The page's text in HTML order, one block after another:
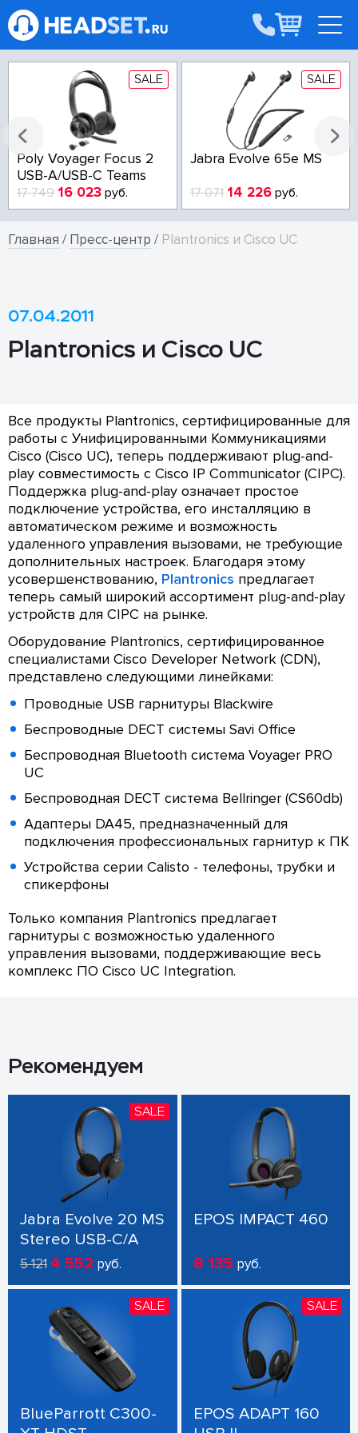
SALE
Poly Voyager Focus 2
USB-A/USB-C Teams
17 749 16 023 руб.
SALE
Jabra Evolve 65e MS
17 071 14 226руб.
Главная / Пресс-центр / Plantronics и Cisco UC
07.04.2011
Plantronics и Cisco UC
Все продукты Plantronics, сертифицированные для
работы с Унифицированными Коммуникациями
Cisco (Cisco UC), теперь поддерживают plug-and-
play совместимость с Cisco IP Communicator (CIPC).
Поддержка plug-and-play означает простое
подключение устройства, его инсталляцию в
автоматическом режиме и возможность
удаленного управления вызовами, не требующие
дополнительных настроек. Благодаря этому
усовершенствованию, Plantronics предлагает
теперь самый широкий ассортимент plug-and-play
устройств для CIPC на рынке.
Оборудование Plantronics, сертифицированное
специалистами Cisco Developer Network (CDN),
представлено следующими линейками:
Проводные USB гарнитуры Blackwire
Беспроводные DECT системы Savi Office
Беспроводная Bluetooth система Voyager PRO
UC
Беспроводная DECT система Bellringer (CS60db)
Адаптеры DA45, предназначенный для
подключения профессиональных гарнитур к ПК
Устройства серии Calisto - телефоны, трубки и
спикерфоны
Только компания Plantronics предлагает
гарнитуры с возможностью удаленного
управления вызовами, поддерживающие весь
комплекс ПО Cisco UC Integration.
Рекомендуем
SALE
Jabra Evolve 20 MS
Stereo USB-C/A
5 121 4 552 руб.
EPOS IMPACT 460
8 135 руб.
SALE
BlueParrott C300-
SALE
EPOS ADAPT 160